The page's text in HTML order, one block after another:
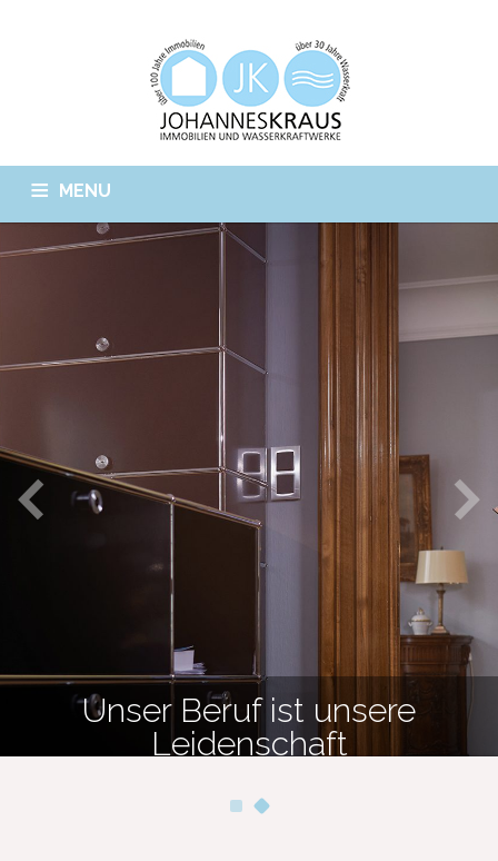
MENU
STARTSEITE WASSERKRAFT IMMOBILIEN
Unser Beruf ist unsere
Leidenschaft